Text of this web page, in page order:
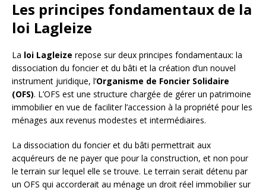
Les principes fondamentaux de la
loi Lagleize
La loi Lagleize repose sur deux principes fondamentaux: la
dissociation du foncier et du bâti et la création d’un nouvel
instrument juridique, l’Organisme de Foncier Solidaire
(OFS). L’OFS est une structure chargée de gérer un patrimoine
immobilier en vue de faciliter l’accession à la propriété pour les
ménages aux revenus modestes et intermédiaires.
La dissociation du foncier et du bâti permettrait aux
acquéreurs de ne payer que pour la construction, et non pour
le terrain sur lequel elle se trouve. Le terrain serait détenu par
un OFS qui accorderait au ménage un droit réel immobilier sur